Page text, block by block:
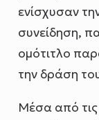
ενίσχυσαν
συνείδηση,
ομότιτλο
την δράση
Μέσα από